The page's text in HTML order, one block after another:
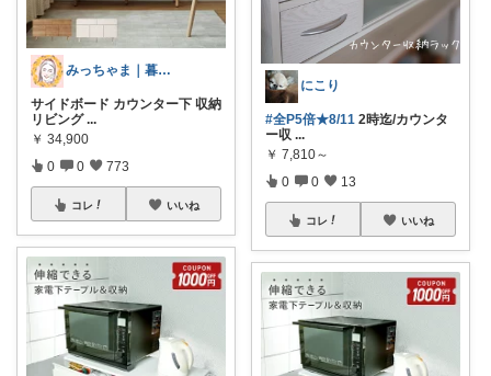
みっちゃま｜暮らし整うお買い物🌿
サイドボード カウンター下 収納
リビング ...
￥ 34,900
0 0 773
コレ いいね
にこり
#全P5倍★8/11 2時迄/カウンタ
ー収 ...
￥ 7,810～
0 0 13
コレ いいね